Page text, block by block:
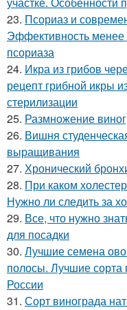
23. Псориаз и
Эффективность
псориаза
24. Икра из грибов
рецепт грибной икры
стерилизации
25. Размножение
26. Вишня
выращивания
27. Хронический
28. При каком
Нужно ли следить за
29. Все, что нужно
для посадки
30. Лучшие семена
полосы. Лучшие
России
31. Сорт винограда